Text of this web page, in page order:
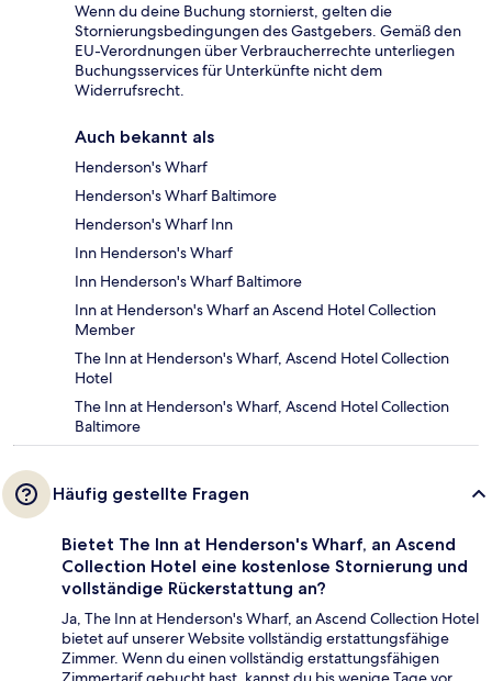
Wenn du deine Buchung stornierst, gelten die
Stornierungsbedingungen des Gastgebers. Gemäß den
EU-Verordnungen über Verbraucherrechte unterliegen
Buchungsservices für Unterkünfte nicht dem
Widerrufsrecht.
Auch bekannt als
Henderson's Wharf
Henderson's Wharf Baltimore
Henderson's Wharf Inn
Inn Henderson's Wharf
Inn Henderson's Wharf Baltimore
Inn at Henderson's Wharf an Ascend Hotel Collection
Member
The Inn at Henderson's Wharf, Ascend Hotel Collection
Hotel
The Inn at Henderson's Wharf, Ascend Hotel Collection
Baltimore
Häufig gestellte Fragen
Bietet The Inn at Henderson's Wharf, an Ascend
Collection Hotel eine kostenlose Stornierung und
vollständige Rückerstattung an?
Ja, The Inn at Henderson's Wharf, an Ascend Collection Hotel
bietet auf unserer Website vollständig erstattungsfähige
Zimmer. Wenn du einen vollständig erstattungsfähigen